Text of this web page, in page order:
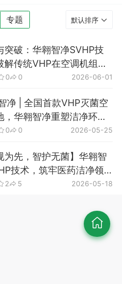
专题 默认排序
突破：华翱智净SVHP技
解传统VHP在空调机组应
困局
0 0 2026-06-01
净 | 全国首款VHP灭菌空
，华翱智净重塑洁净环境
0 0 2026-05-25
为先，智护无菌】华翱智
技术，筑牢医药洁净领
防线
2 5 2026-05-18